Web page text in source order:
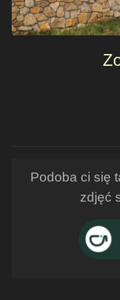
Podoba ci się
zdjęć